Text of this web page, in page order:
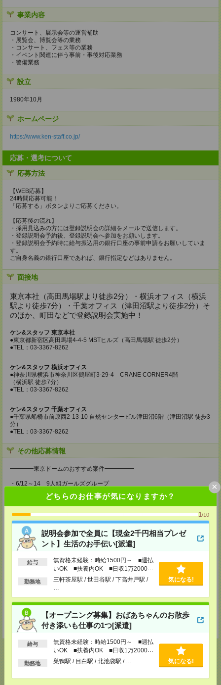
どちらのお仕事が気になりますか？
1/10
説明会参加で全員に【現金2千円相当プレゼ
ント】生活のお手伝い[派遣]
給与
無資格未経験：時給1500円～ ■週払
いOK ■扶養内OK ■日収1万2000円
以上
勤務地
三軒茶屋駅 / 世田谷駅 / 下高井戸駅 /
気になる!
【オープニング募集】おばあちゃんのお散歩
付き添いも仕事の1つ[派遣]
給与
無資格未経験：時給1500円～ ■週払
いOK ■扶養内OK ■日収1万2000円
以上
勤務地 巣鴨駅 / 目白駅 / 北池袋駅 / … 気になる!
×
事業内容
コンサート、展示会等の運営補助
・展覧会、博覧会等の業務
・コンサート、フェス等の業務
・イベント関連に伴う事前・事後対応業務
・警備業務
設立
1980年10月
ホームページ
https://www.ken-staff.co.jp/
応募・選考について
応募方法
【WEB応募】
24時間応募可能！
「応募する」ボタンよりご応募ください。
【応募後の流れ】
・採用見込みの方には登録説明会の詳細をメールで送信します。
・登録説明会予約後、登録説明会へ参加をお願いします。
・登録説明会予約時に給与振込用の銀行口座の事前申請をお願いしていま
す。
ご自身名義の銀行口座であれば、銀行指定などはありません。
面接地
東京本社（高田馬場駅より徒歩2分）・横浜オフィス（横浜
駅より徒歩7分）・千葉オフィス（津田沼駅より徒歩2分）そ
のほか、町田などで登録説明会実施中！
ケン&スタッフ 東京本社
●東京都新宿区高田馬場4-4-5 MSTヒルズ（高田馬場駅 徒歩2分）
●TEL：03-3367-8262
ケン&スタッフ 横浜オフィス
●神奈川県横浜市神奈川区鶴屋町3-29-4 CRANE CORNER4階
（横浜駅 徒歩7分）
●TEL：03-3367-8262
ケン&スタッフ 千葉オフィス
●千葉県船橋市前原西2-13-10 自然センタービル津田沼6階（津田沼駅 徒歩3
分）
●TEL：03-3367-8262
その他応募情報
━━━━東京ドームのおすすめ案件━━━━━
・6/12～14 9人組ガールズグループ
・6/26～28 男性7人組パフォーマンスグループ
・7/2～5 人気ゲーム実況4人組コラボグループ
・7/10～12 エモーショナルな歌声の女性アーティスト
・7/13～16 長年第一線で活動する男性2人組アーティスト
・7/23～26 人気男性アイドルグループのソロライブ
・8/4～6 深みのある男性シンガー＆俳優
・期間内で1日～勤務OK！
※登録完了後、定員数の兼ね合いで
希望の日程で勤務できない場合があります。
※東京ドーム専属のアルバイト募集ではありません。
応募ページへ